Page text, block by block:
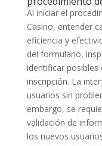
Al iniciar el
Casino, entender
eficiencia y
del formulario,
identificar posibles
inscripción. La
usuarios sin
embargo, se
validación de
los nuevos